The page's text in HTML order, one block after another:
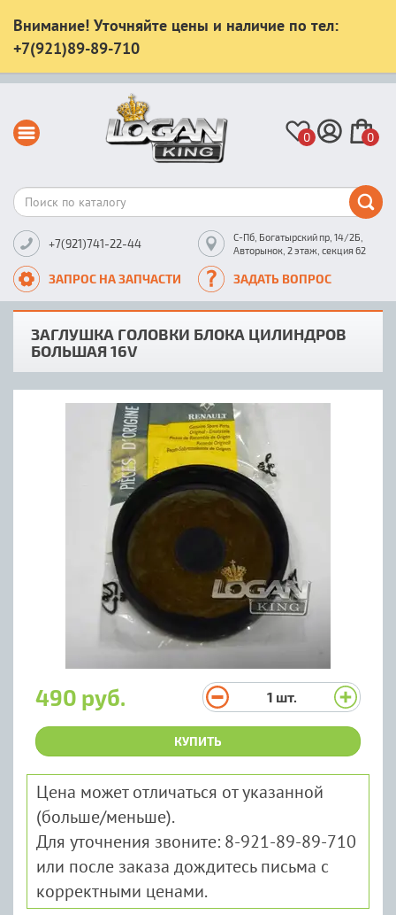
Внимание! Уточняйте цены и наличие по тел:
+7(921)89-89-710
0 0
+7(921)741-22-44
С-Пб, Богатырский пр, 14/2Б,
Авторынок, 2 этаж, секция 62
ЗАПРОС НА ЗАПЧАСТИ ЗАДАТЬ ВОПРОС
ЗАГЛУШКА ГОЛОВКИ БЛОКА ЦИЛИНДРОВ
БОЛЬШАЯ 16V
490 руб. 1 шт.
КУПИТЬ
Цена может отличаться от указанной
(больше/меньше).
Для уточнения звоните: 8-921-89-89-710
или после заказа дождитесь письма с
корректными ценами.